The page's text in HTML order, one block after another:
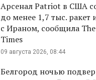
Арсенал Patriot в США
до менее 1,7 тыс. ракет
с Ираном, сообщила
Times
09 августа 2026, 08:44
Белгород ночью